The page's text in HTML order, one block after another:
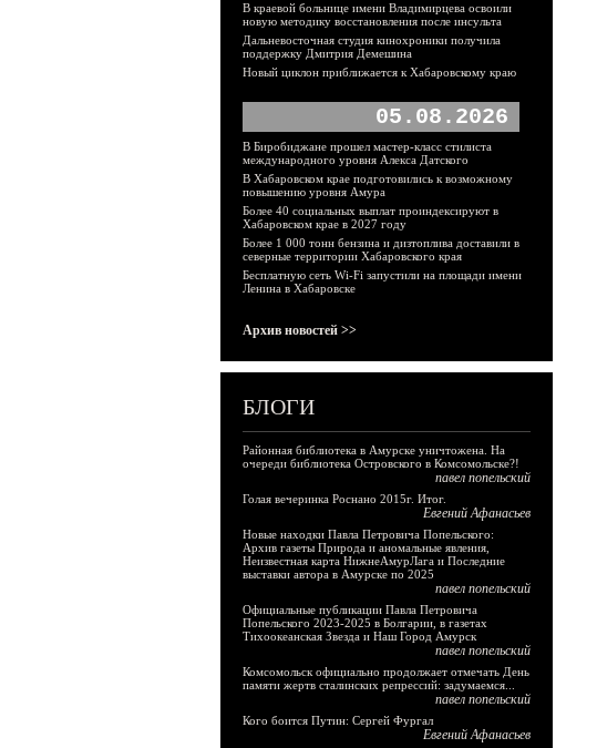
В краевой больнице имени Владимирцева освоили
новую методику восстановления после инсульта
Дальневосточная студия кинохроники получила
поддержку Дмитрия Демешина
Новый циклон приближается к Хабаровскому краю
05.08.2026
В Биробиджане прошел мастер-класс стилиста
международного уровня Алекса Датского
В Хабаровском крае подготовились к возможному
повышению уровня Амура
Более 40 социальных выплат проиндексируют в
Хабаровском крае в 2027 году
Более 1 000 тонн бензина и дизтоплива доставили в
северные территории Хабаровского края
Бесплатную сеть Wi-Fi запустили на площади имени
Ленина в Хабаровске
Архив новостей >>
БЛОГИ
Районная библиотека в Амурске уничтожена. На
очереди библиотека Островского в Комсомольске?!
павел попельский
Голая вечеринка Роснано 2015г. Итог.
Евгений Афанасьев
Новые находки Павла Петровича Попельского:
Архив газеты Природа и аномальные явления,
Неизвестная карта НижнеАмурЛага и Последние
выставки автора в Амурске по 2025
павел попельский
Официальные публикации Павла Петровича
Попельского 2023-2025 в Болгарии, в газетах
Тихоокеанская Звезда и Наш Город Амурск
павел попельский
Комсомольск официально продолжает отмечать День
памяти жертв сталинских репрессий: задумаемся...
павел попельский
Кого боится Путин: Сергей Фургал
Евгений Афанасьев